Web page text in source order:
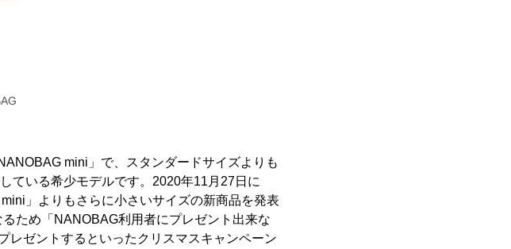
mini」で、スタンダードサイズよりも
ている希少モデルです。2020年11月27日に
」よりもさらに小さいサイズの新商品を発表
ため「NANOBAG利用者にプレゼント出来な
レゼントするといったクリスマスキャンペーン